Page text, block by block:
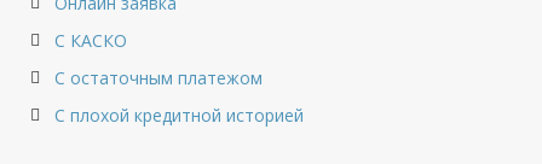
С КАСКО
С остаточным платежом
С плохой кредитной историей